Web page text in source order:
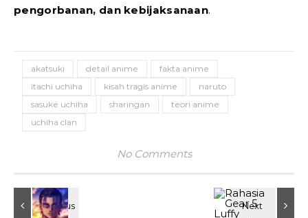
pengorbanan, dan kebijaksanaan.
akatsuki detail anime
fakta anime
itachi uchiha
kisah tragis anime
naruto
sasuke uchiha
sharingan
teori anime
uchiha clan
No Comments